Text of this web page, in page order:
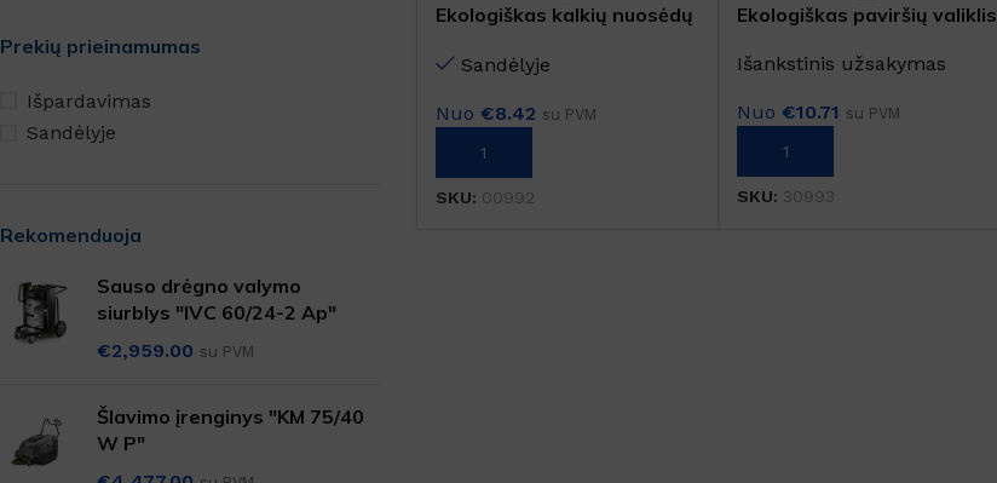
Prekių prieinamumas
Išpardavimas
Sandėlyje
Rekomenduoja
Sauso drėgno valymo
siurblys "IVC 60/24-2 Ap"
€2,959.00 su PVM
Šlavimo įrenginys "KM 75/40
W P"
Ekologiškas kalkių nuosėdų
Sandėlyje
Nuo €8.42 su PVM
Į KREPŠELĮ
SKU: 00992
Ekologiškas paviršių valiklis
Išankstinis užsakymas
Nuo €10.71 su PVM
Į KREPŠELĮ
SKU: 30993